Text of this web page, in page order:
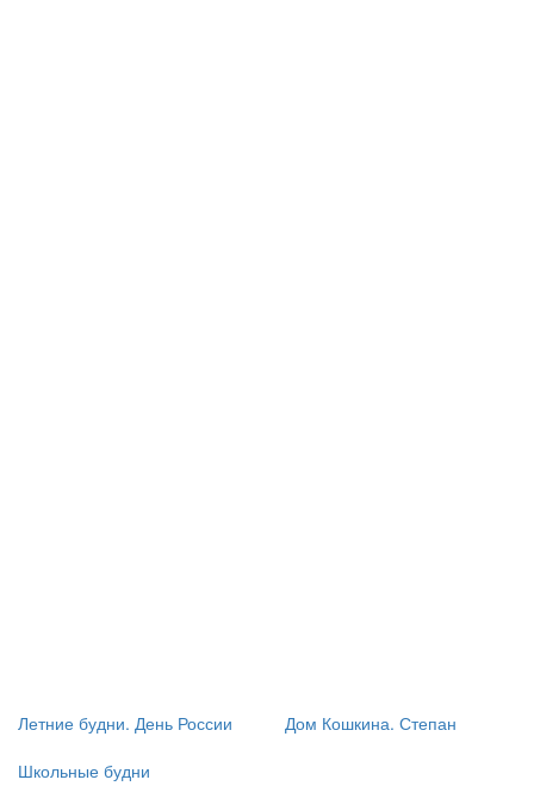
Летние будни. День России
Дом Кошкина. Степан
Школьные будни